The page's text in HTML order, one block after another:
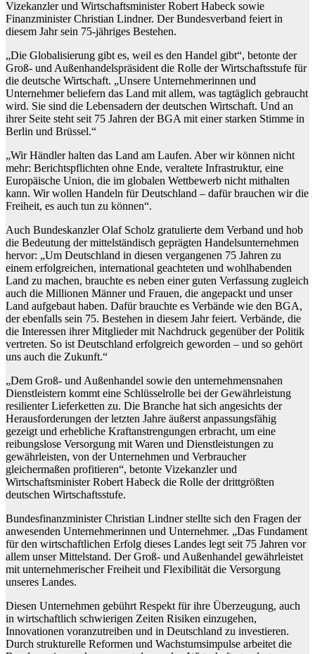
Vizekanzler und Wirtschaftsminister Robert Habeck sowie
Finanzminister Christian Lindner. Der Bundesverband feiert in
diesem Jahr sein 75-jähriges Bestehen.
„Die Globalisierung gibt es, weil es den Handel gibt“, betonte der
Groß- und Außenhandelspräsident die Rolle der Wirtschaftsstufe für
die deutsche Wirtschaft. „Unsere Unternehmerinnen und
Unternehmer beliefern das Land mit allem, was tagtäglich gebraucht
wird. Sie sind die Lebensadern der deutschen Wirtschaft. Und an
ihrer Seite steht seit 75 Jahren der BGA mit einer starken Stimme in
Berlin und Brüssel.“
„Wir Händler halten das Land am Laufen. Aber wir können nicht
mehr: Berichtspflichten ohne Ende, veraltete Infrastruktur, eine
Europäische Union, die im globalen Wettbewerb nicht mithalten
kann. Wir wollen Handeln für Deutschland – dafür brauchen wir die
Freiheit, es auch tun zu können“.
Auch Bundeskanzler Olaf Scholz gratulierte dem Verband und hob
die Bedeutung der mittelständisch geprägten Handelsunternehmen
hervor: „Um Deutschland in diesen vergangenen 75 Jahren zu
einem erfolgreichen, international geachteten und wohlhabenden
Land zu machen, brauchte es neben einer guten Verfassung zugleich
auch die Millionen Männer und Frauen, die angepackt und unser
Land aufgebaut haben. Dafür brauchte es Verbände wie den BGA,
der ebenfalls sein 75. Bestehen in diesem Jahr feiert. Verbände, die
die Interessen ihrer Mitglieder mit Nachdruck gegenüber der Politik
vertreten. So ist Deutschland erfolgreich geworden – und so gehört
uns auch die Zukunft.“
„Dem Groß- und Außenhandel sowie den unternehmensnahen
Dienstleistern kommt eine Schlüsselrolle bei der Gewährleistung
resilienter Lieferketten zu. Die Branche hat sich angesichts der
Herausforderungen der letzten Jahre äußerst anpassungsfähig
gezeigt und erhebliche Kraftanstrengungen erbracht, um eine
reibungslose Versorgung mit Waren und Dienstleistungen zu
gewährleisten, von der Unternehmen und Verbraucher
gleichermaßen profitieren“, betonte Vizekanzler und
Wirtschaftsminister Robert Habeck die Rolle der drittgrößten
deutschen Wirtschaftsstufe.
Bundesfinanzminister Christian Lindner stellte sich den Fragen der
anwesenden Unternehmerinnen und Unternehmer. „Das Fundament
für den wirtschaftlichen Erfolg dieses Landes legt seit 75 Jahren vor
allem unser Mittelstand. Der Groß- und Außenhandel gewährleistet
mit unternehmerischer Freiheit und Flexibilität die Versorgung
unseres Landes.
Diesen Unternehmen gebührt Respekt für ihre Überzeugung, auch
in wirtschaftlich schwierigen Zeiten Risiken einzugehen,
Innovationen voranzutreiben und in Deutschland zu investieren.
Durch strukturelle Reformen und Wachstumsimpulse arbeitet die